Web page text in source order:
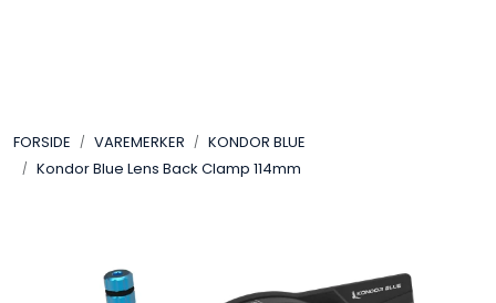
FORSIDE VAREMERKER
KONDOR BLUE
Kondor Blue Lens Back Clamp 114mm
LYD
TILBEHØR